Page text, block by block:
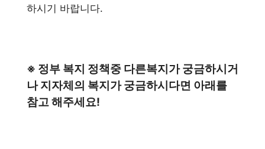
하시기 바랍니다.
※ 정부 복지 정책중 다른복지가 궁금하시거
나 지자체의 복지가 궁금하시다면 아래를
참고 해주세요!